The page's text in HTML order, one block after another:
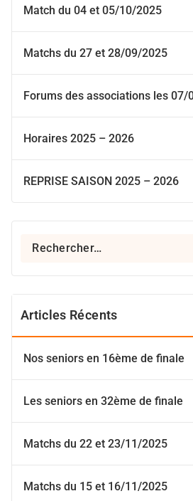
Match du 04 et 05/10/2025
Matchs du 27 et 28/09/2025
Forums des associations les 07/
Horaires 2025 – 2026
REPRISE SAISON 2025 – 2026
Rechercher :
Articles Récents
Nos seniors en 16ème de finale
Les seniors en 32ème de finale
Matchs du 22 et 23/11/2025
Matchs du 15 et 16/11/2025